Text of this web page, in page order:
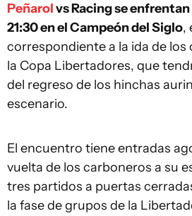
Peñarolvs Racing se
21:30 en el Campeón del Siglo,
correspondiente a la ida de los
la Copa Libertadores, que
del regreso de los hinchas
escenario.
El encuentro tiene entradas
vuelta de los carboneros a su
tres partidos a puertas
la fase de grupos de la